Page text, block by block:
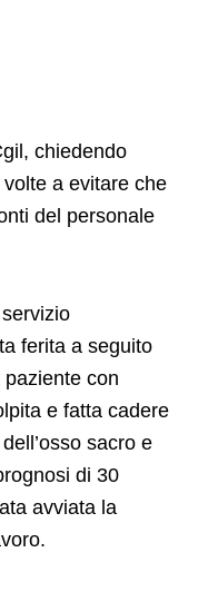
chiedendo
volte a evitare che
del personale
ferita a seguito
paziente con
e fatta cadere
sacro e
di 30
avviata la